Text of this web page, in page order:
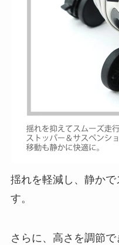
揺れを軽減し、静か
す。
さらに、高さを調節